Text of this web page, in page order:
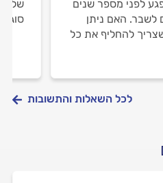
לפני מספר שנים
לשבר. האם ניתן
להחליף את כל
סוג
לכל השאלות והתשובות